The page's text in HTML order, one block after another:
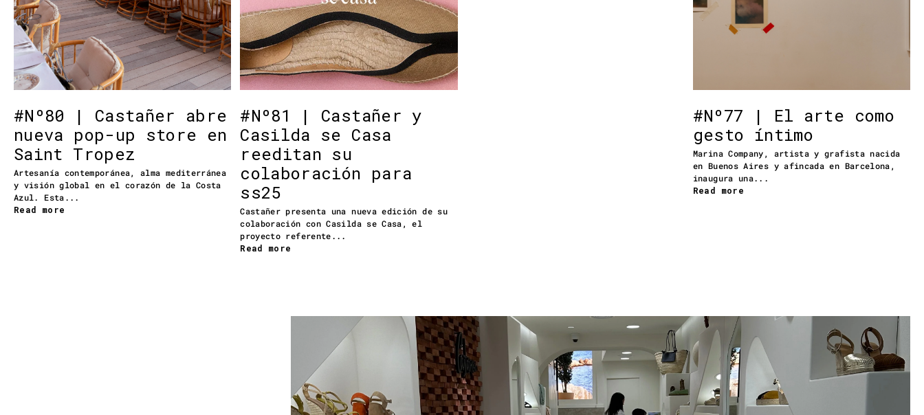
#Nº80 | Castañer abre
nueva pop-up store en
Saint Tropez
Artesanía contemporánea, alma mediterránea
y visión global en el corazón de la Costa
Azul. Esta...
Read more
#Nº81 | Castañer y
Casilda se Casa
reeditan su
colaboración para
ss25
Castañer presenta una nueva edición de su
colaboración con Casilda se Casa, el
proyecto referente...
Read more
#Nº77 | El arte como
gesto íntimo
Marina Company, artista y grafista nacida
en Buenos Aires y afincada en Barcelona,
inaugura una...
Read more